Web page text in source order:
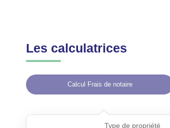
Les calculatrices
Calcul Frais de notaire